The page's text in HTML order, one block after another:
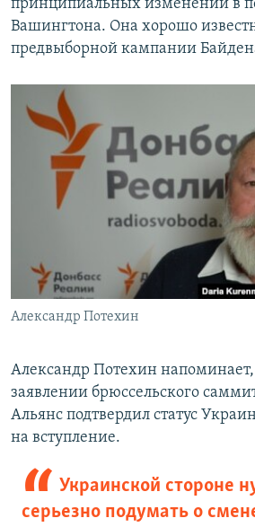
принципиальных изменений в
Вашингтона. Она хорошо
предвыборной кампании
Александр Потехин
Александр Потехин напоминает,
заявлении брюссельского
Альянс подтвердил статус
на вступление.
Украинской стороне
серьезно подумать о